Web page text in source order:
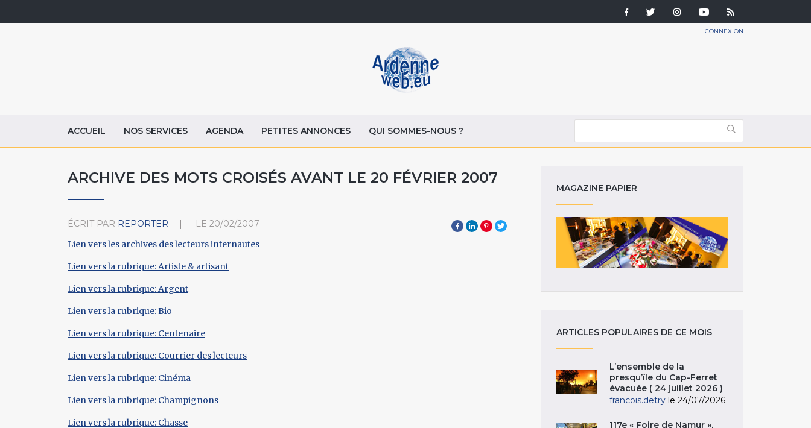
CONNEXION
ACCUEIL NOS SERVICES AGENDA PETITES ANNONCES QUI SOMMES-NOUS ?
ARCHIVE DES MOTS CROISÉS AVANT LE 20 FÉVRIER 2007
ÉCRIT PAR REPORTER LE 20/02/2007
Lien vers les archives des lecteurs internautes
Lien vers la rubrique: Artiste & artisant
Lien vers la rubrique: Argent
Lien vers la rubrique: Bio
Lien vers la rubrique: Centenaire
Lien vers la rubrique: Courrier des lecteurs
Lien vers la rubrique: Cinéma
Lien vers la rubrique: Champignons
Lien vers la rubrique: Chasse
MAGAZINE PAPIER
ARTICLES POPULAIRES DE CE MOIS
L’ensemble de la
presqu’île du Cap-Ferret
évacuée ( 24 juillet 2026 )
francois.detry le 24/07/2026
117e « Foire de Namur »,